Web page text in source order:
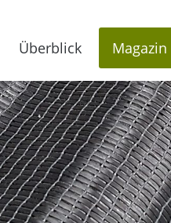
Überblick Magazin